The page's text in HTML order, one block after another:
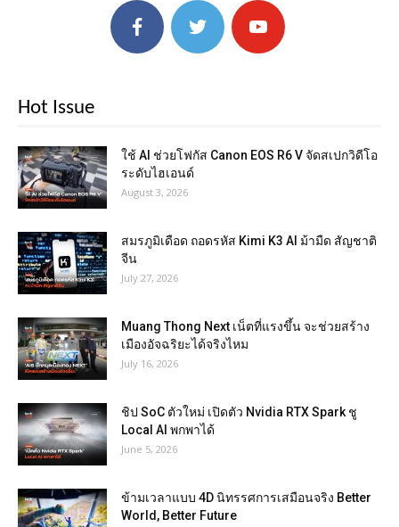
Hot Issue
ใช้ AI ช่วยโฟกัส Canon EOS R6 V จัดสเปกวิดีโอ
ระดับไฮเอนด์
August 3, 2026
สมรภูมิเดือด ถอดรหัส Kimi K3 AI ม้ามืด สัญชาติ
จีน
July 27, 2026
Muang Thong Next เน็ตที่แรงขึ้น จะช่วยสร้าง
เมืองอัจฉริยะได้จริงไหม
July 16, 2026
ชิป SoC ตัวใหม่ เปิดตัว Nvidia RTX Spark ชู
Local AI พกพาได้
June 5, 2026
ข้ามเวลาแบบ 4D นิทรรศการเสมือนจริง Better
World, Better Future